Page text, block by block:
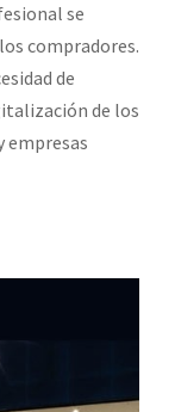
se
compradores.
de
de los
empresas